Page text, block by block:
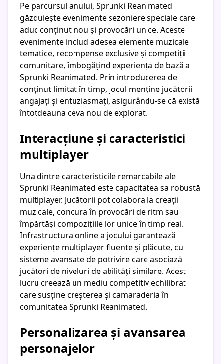
Pe parcursul anului, Sprunki Reanimated
găzduiește evenimente sezoniere speciale care
aduc conținut nou și provocări unice. Aceste
evenimente includ adesea elemente muzicale
tematice, recompense exclusive și competiții
comunitare, îmbogățind experiența de bază a
Sprunki Reanimated. Prin introducerea de
conținut limitat în timp, jocul menține jucătorii
angajați și entuziasmați, asigurându-se că există
întotdeauna ceva nou de explorat.
Interacțiune și caracteristici
multiplayer
Una dintre caracteristicile remarcabile ale
Sprunki Reanimated este capacitatea sa robustă
multiplayer. Jucătorii pot colabora la creații
muzicale, concura în provocări de ritm sau
împărtăși compozițiile lor unice în timp real.
Infrastructura online a jocului garantează
experiențe multiplayer fluente și plăcute, cu
sisteme avansate de potrivire care asociază
jucători de niveluri de abilități similare. Acest
lucru creează un mediu competitiv echilibrat
care susține creșterea și camaraderia în
comunitatea Sprunki Reanimated.
Personalizarea și avansarea
personajelor